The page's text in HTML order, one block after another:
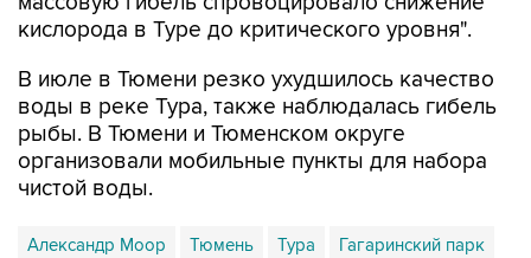
кислорода в Туре до критического уровня".
В июле в Тюмени резко ухудшилось качество
воды в реке Тура, также наблюдалась гибель
рыбы. В Тюмени и Тюменском округе
организовали мобильные пункты для набора
чистой воды.
Александр Моор Тюмень Тура Гагаринский парк